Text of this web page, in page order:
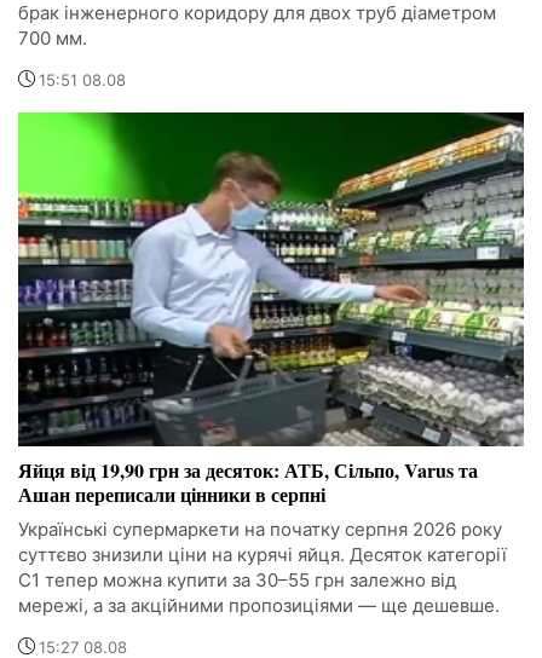
брак інженерного коридору для двох труб діаметром
700 мм.
15:51 08.08
Яйця від 19,90 грн за десяток: АТБ, Сільпо, Varus та
Ашан переписали цінники в серпні
Українські супермаркети на початку серпня 2026 року
суттєво знизили ціни на курячі яйця. Десяток категорії
С1 тепер можна купити за 30–55 грн залежно від
мережі, а за акційними пропозиціями — ще дешевше.
15:27 08.08